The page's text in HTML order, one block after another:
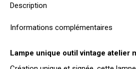
Description
Informations complémentaires
Lampe unique outil vintage atelier